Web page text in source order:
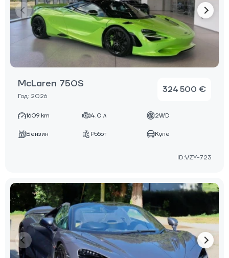
McLaren 750S
Год: 2026
324 500 €
1609 km 4.0 л 2WD
Бензин Робот Купе
ID:VZY-723